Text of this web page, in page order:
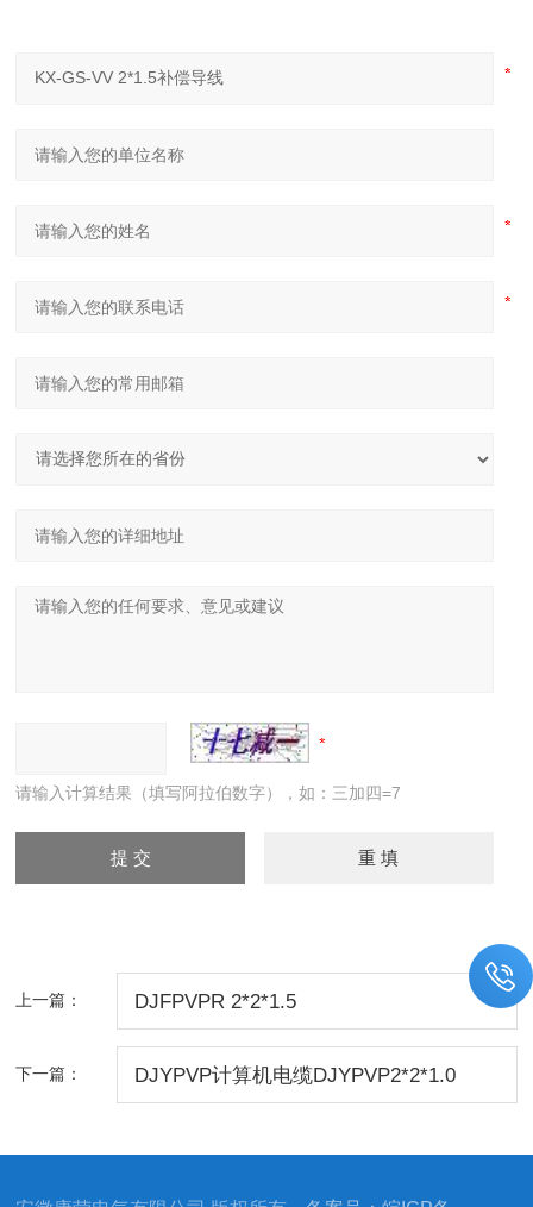
请输入计算结果（填写阿拉伯数字），如：三加四=7
上一篇： DJFPVPR 2*2*1.5
下一篇： DJYPVP计算机电缆DJYPVP2*2*1.0